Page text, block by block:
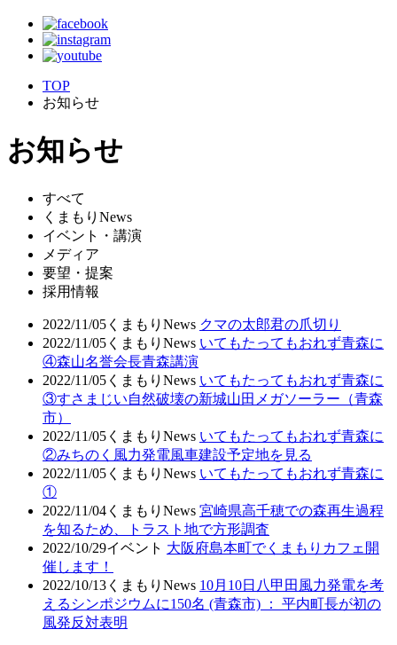
TOP
お知らせ
お知らせ
すべて
くまもりNews
イベント・講演
メディア
要望・提案
採用情報
2022/11/05 くまもりNews クマの太郎君の爪切り
2022/11/05 くまもりNews いてもたってもおれず青森に
④森山名誉会長青森講演
2022/11/05 くまもりNews いてもたってもおれず青森に
③すさまじい自然破壊の新城山田メガソーラー（青森
市）
2022/11/05 くまもりNews いてもたってもおれず青森に
②みちのく風力発電風車建設予定地を見る
2022/11/05 くまもりNews いてもたってもおれず青森に
①
2022/11/04 くまもりNews 宮崎県高千穂での森再生過程
を知るため、トラスト地で方形調査
2022/10/29イベント 大阪府島本町でくまもりカフェ開
催します！
2022/10/13 くまもりNews 10月10日八甲田風力発電を考
えるシンポジウムに150名 (青森市) ： 平内町長が初の
風発反対表明